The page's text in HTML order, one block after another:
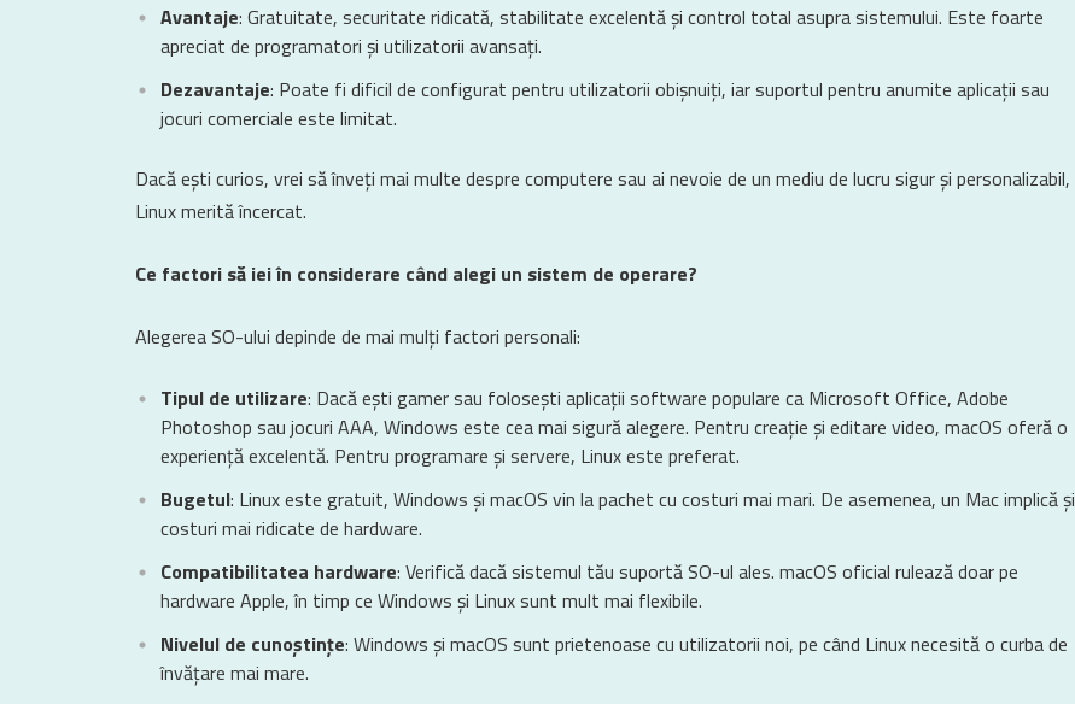
Avantaje: Gratuitate, securitate ridicată, stabilitate excelentă și control total asupra sistemului. Este foarte
apreciat de programatori și utilizatorii avansați.
Dezavantaje: Poate fi dificil de configurat pentru utilizatorii obișnuiți, iar suportul pentru anumite aplicații sau
jocuri comerciale este limitat.
Dacă ești curios, vrei să înveți mai multe despre computere sau ai nevoie de un mediu de lucru sigur și personalizabil,
Linux merită încercat.
Ce factori să iei în considerare când alegi un sistem de operare?
Alegerea SO-ului depinde de mai mulți factori personali:
Tipul de utilizare: Dacă ești gamer sau folosești aplicații software populare ca Microsoft Office, Adobe
Photoshop sau jocuri AAA, Windows este cea mai sigură alegere. Pentru creație și editare video, macOS oferă o
experiență excelentă. Pentru programare și servere, Linux este preferat.
Bugetul: Linux este gratuit, Windows și macOS vin la pachet cu costuri mai mari. De asemenea, un Mac implică și
costuri mai ridicate de hardware.
Compatibilitatea hardware: Verifică dacă sistemul tău suportă SO-ul ales. macOS oficial rulează doar pe
hardware Apple, în timp ce Windows și Linux sunt mult mai flexibile.
Nivelul de cunoștințe: Windows și macOS sunt prietenoase cu utilizatorii noi, pe când Linux necesită o curba de
învățare mai mare.